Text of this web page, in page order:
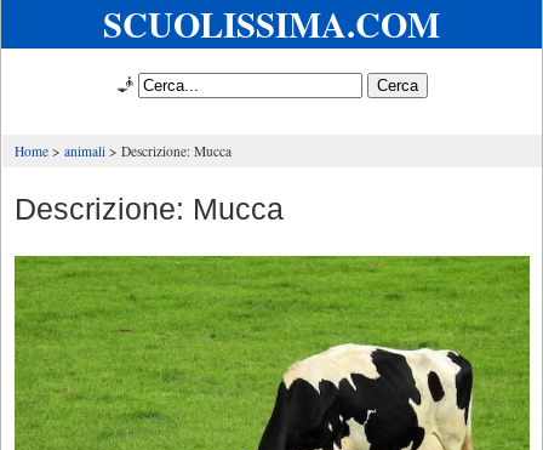
SCUOLISSIMA.COM
🧞
Home animali Descrizione: Mucca
Descrizione: Mucca